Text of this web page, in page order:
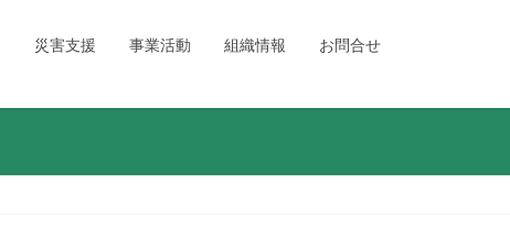
災害支援 事業活動 組織情報 お問合せ